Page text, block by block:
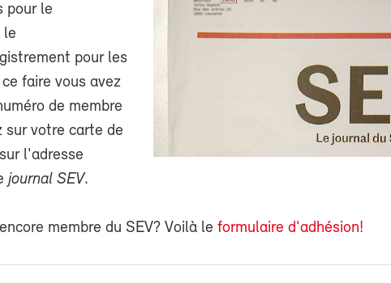
pour le
le
pour les
faire vous avez
de membre
sur votre carte de
l'adresse
journal SEV.
membre du SEV? Voilà le formulaire d'adhésion!